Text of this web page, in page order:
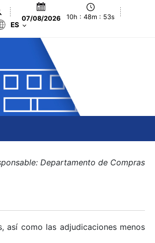
07/08/2026 10h : 48m : 53s
ES
Departamento de Compras
así como las adjudicaciones menos